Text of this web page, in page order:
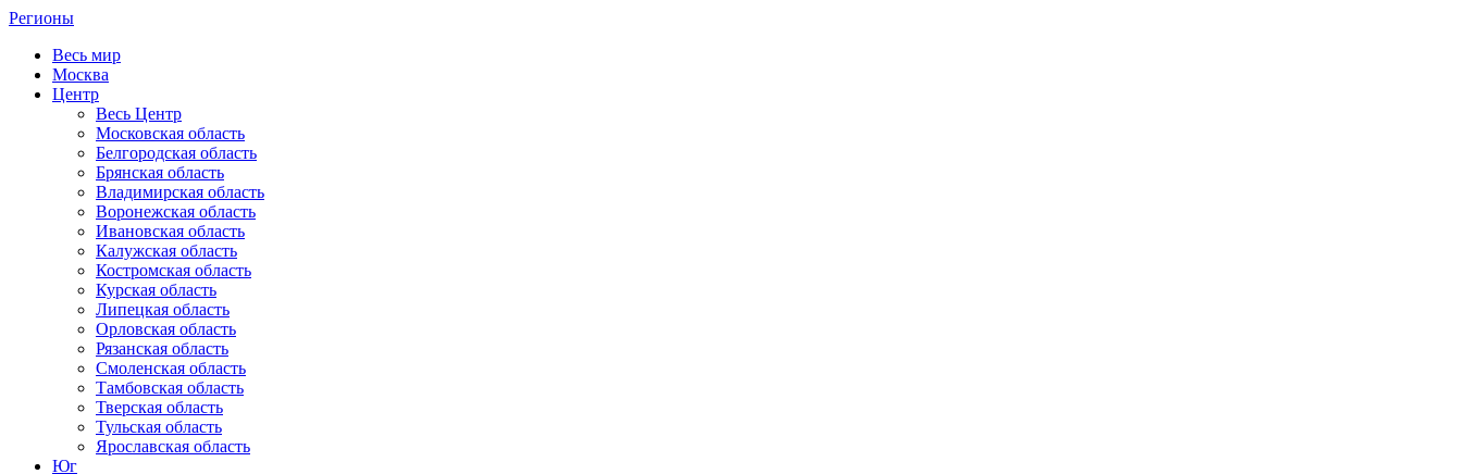
Регионы
Весь мир
Москва
Центр
Весь Центр
Московская область
Белгородская область
Брянская область
Владимирская область
Воронежская область
Ивановская область
Калужская область
Костромская область
Курская область
Липецкая область
Орловская область
Рязанская область
Смоленская область
Тамбовская область
Тверская область
Тульская область
Ярославская область
Юг